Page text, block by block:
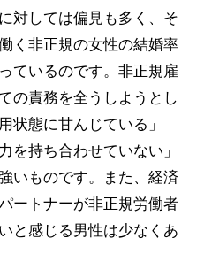
対しては偏見も多く、そ
く非正規の女性の結婚率
ているのです。非正規雇
の責務を全うしようとし
状態に甘んじている」
を持ち合わせていない」
いものです。また、経済
ートナーが非正規労働者
と感じる男性は少なくあ